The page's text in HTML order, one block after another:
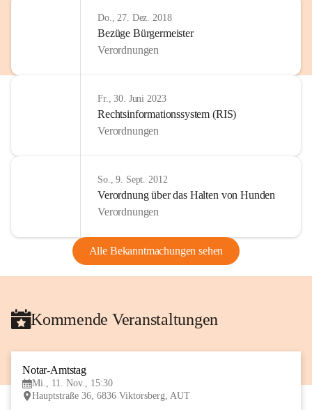
Do., 27. Dez. 2018
Bezüge Bürgermeister
Verordnungen
Fr., 30. Juni 2023
Rechtsinformationssystem (RIS)
Verordnungen
So., 9. Sept. 2012
Verordnung über das Halten von Hunden
Verordnungen
Alle Bekanntmachungen sehen
Kommende Veranstaltungen
Notar-Amtstag
Mi., 11. Nov., 15:30
Hauptstraße 36, 6836 Viktorsberg, AUT